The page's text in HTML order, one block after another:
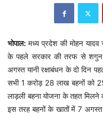
भोपाल: मध्य प्रदेश की मोहन यादव
के पहले सरकार की तरफ से
अगस्त यानी रक्षाबंधन के दो दिन
सभी 1 करोड़ 28 लाख बहनों को
लाड़ली बहना योजना के तहत मिलने
इस तरह बहनों के खातों में 7 अगस्त